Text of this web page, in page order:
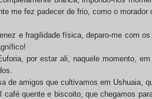
me fez padecer de frio, como o morador
e fragilidade física, deparo-me com
por estar ali, naquele momento,
de amigos que cultivamos em Ushuaia,
quente e biscoito, que chegamos